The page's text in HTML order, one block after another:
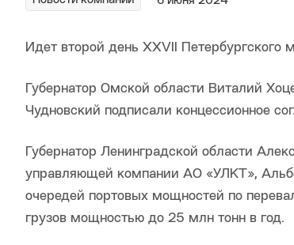
Идет второй день XXVII
Губернатор Омской области Виталий
Чудновский подписали концессионное
Губернатор Ленинградской области
управляющей компании АО «УЛКТ»,
очередей портовых мощностей по
грузов мощностью до 25 млн тонн в год.